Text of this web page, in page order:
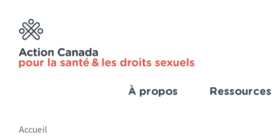
content
À propos Ressources
Accueil